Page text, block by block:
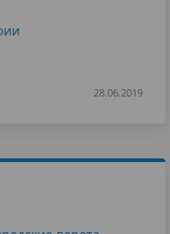
28.06.2019